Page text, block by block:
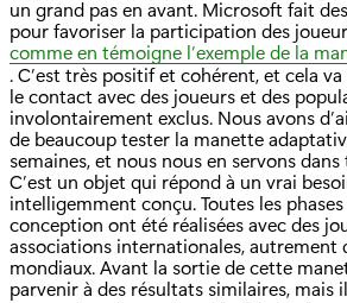
un grand pas en avant. Microsoft fait
pour favoriser la participation des
comme en témoigne l’exemple de la
. C’est très positif et cohérent, et cela
le contact avec des joueurs et des
involontairement exclus. Nous avons
de beaucoup tester la manette
semaines, et nous nous en servons
C’est un objet qui répond à un vrai
intelligemment conçu. Toutes les
conception ont été réalisées avec des
associations internationales, autrement
mondiaux. Avant la sortie de cette
parvenir à des résultats similaires, mais